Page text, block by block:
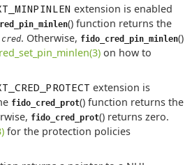
extension is enabled
() function returns the
cred. Otherwise, fido_cred_pin_minlen()
on how to
extension is
fido_cred_prot() function returns the
fido_cred_prot() returns zero.
for the protection policies